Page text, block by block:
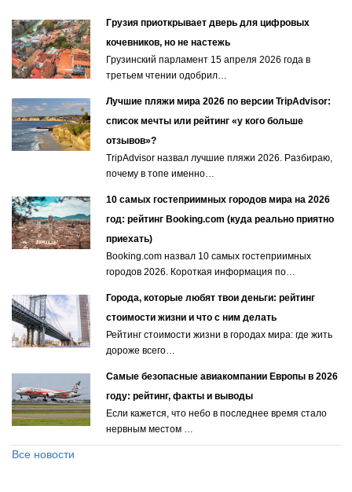
Грузия приоткрывает дверь для цифровых
кочевников, но не настежь
Грузинский парламент 15 апреля 2026 года в
третьем чтении одобрил…
Лучшие пляжи мира 2026 по версии TripAdvisor:
список мечты или рейтинг «у кого больше
отзывов»?
TripAdvisor назвал лучшие пляжи 2026. Разбираю,
почему в топе именно…
10 самых гостеприимных городов мира на 2026
год: рейтинг Booking.com (куда реально приятно
приехать)
Booking.com назвал 10 самых гостеприимных
городов 2026. Короткая информация по…
Города, которые любят твои деньги: рейтинг
стоимости жизни и что с ним делать
Рейтинг стоимости жизни в городах мира: где жить
дороже всего…
Самые безопасные авиакомпании Европы в 2026
году: рейтинг, факты и выводы
Если кажется, что небо в последнее время стало
нервным местом …
Все новости